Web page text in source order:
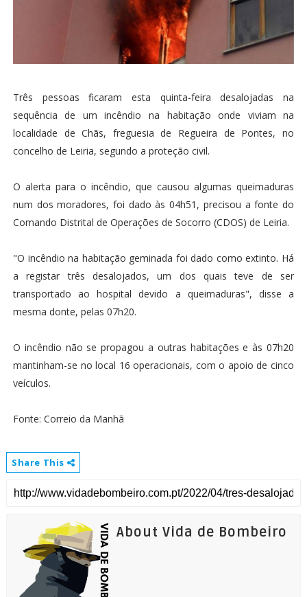
Três pessoas ficaram esta quinta-feira desalojadas na
sequência de um incêndio na habitação onde viviam na
localidade de Chãs, freguesia de Regueira de Pontes, no
concelho de Leiria, segundo a proteção civil.
O alerta para o incêndio, que causou algumas queimaduras
num dos moradores, foi dado às 04h51, precisou a fonte do
Comando Distrital de Operações de Socorro (CDOS) de Leiria.
"O incêndio na habitação geminada foi dado como extinto. Há
a registar três desalojados, um dos quais teve de ser
transportado ao hospital devido a queimaduras", disse a
mesma donte, pelas 07h20.
O incêndio não se propagou a outras habitações e às 07h20
mantinham-se no local 16 operacionais, com o apoio de cinco
veículos.
Fonte: Correio da Manhã
Share This
About Vida de Bombeiro